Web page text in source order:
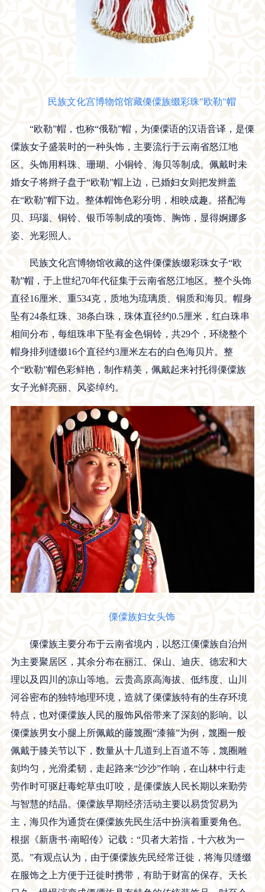
民族文化宫博物馆馆藏傈僳族缀彩珠"欧勒"帽
“欧勒”帽，也称“俄勒”帽，为傈僳语的汉语音译，是傈
僳族女子盛装时的一种头饰，主要流行于云南省怒江地
区。头饰用料珠、珊瑚、小铜铃、海贝等制成。佩戴时未
婚女子将辫子盘于“欧勒”帽上边，已婚妇女则把发辫盖
在“欧勒”帽下边。整体帽饰色彩分明，相映成趣。搭配海
贝、玛瑙、铜铃、银币等制成的项饰、胸饰，显得婀娜多
姿、光彩照人。
民族文化宫博物馆收藏的这件傈僳族缀彩珠女子“欧
勒”帽，于上世纪70年代征集于云南省怒江地区。整个头饰
直径16厘米、重534克，质地为琉璃质、铜质和海贝。帽身
坠有24条红珠、38条白珠，珠体直径约0.5厘米，红白珠串
相间分布，每组珠串下坠有金色铜铃，共29个，环绕整个
帽身排列缝缀16个直径约3厘米左右的白色海贝片。整
个“欧勒”帽色彩鲜艳，制作精美，佩戴起来衬托得傈僳族
女子光鲜亮丽、风姿绰约。
傈僳族妇女头饰
傈僳族主要分布于云南省境内，以怒江傈僳族自治州
为主要聚居区，其余分布在丽江、保山、迪庆、德宏和大
理以及四川的凉山等地。云贵高原高海拔、低纬度、山川
河谷密布的独特地理环境，造就了傈僳族特有的生存环境
特点，也对傈僳族人民的服饰风俗带来了深刻的影响。以
傈僳族男女小腿上所佩戴的藤篾圈“漆箍”为例，篾圈一般
佩戴于膝关节以下，数量从十几道到上百道不等，篾圈雕
刻均匀，光滑柔韧，走起路来“沙沙”作响，在山林中行走
劳作时可驱赶毒蛇草虫叮咬，是傈僳族人民长期以来勤劳
与智慧的结晶。傈僳族早期经济活动主要以易货贸易为
主，海贝作为通货在傈僳族先民生活中扮演着重要角色。
根据《新唐书·南昭传》记载：“贝者大若指，十六枚为一
觅。”有观点认为，由于傈僳族先民经常迁徙，将海贝缝缀
在服饰之上方便于迁徙时携带，有助于财富的保存。天长